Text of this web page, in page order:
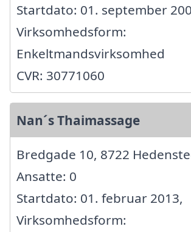
Startdato: 01. september
Virksomhedsform:
Enkeltmandsvirksomhed
CVR: 30771060
Nan´s Thaimassage
Bredgade 10, 8722
Ansatte: 0
Startdato: 01. februar 2013,
Virksomhedsform: